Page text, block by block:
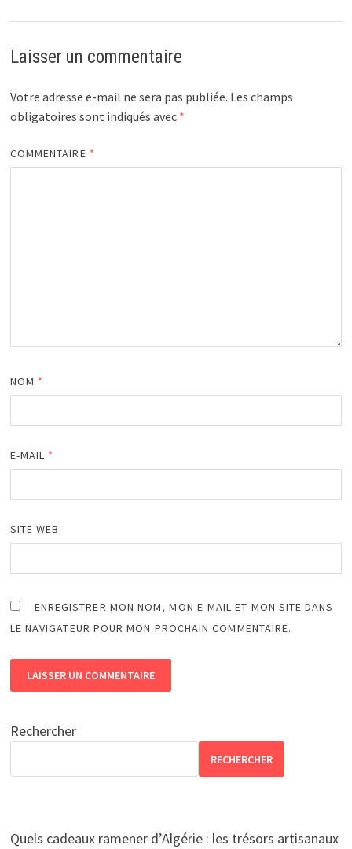
Laisser un commentaire
Votre adresse e-mail ne sera pas publiée. Les champs
obligatoires sont indiqués avec *
COMMENTAIRE *
NOM *
E-MAIL *
SITE WEB
ENREGISTRER MON NOM, MON E-MAIL ET MON SITE DANS
LE NAVIGATEUR POUR MON PROCHAIN COMMENTAIRE.
Rechercher
RECHERCHER
Quels cadeaux ramener d’Algérie : les trésors artisanaux